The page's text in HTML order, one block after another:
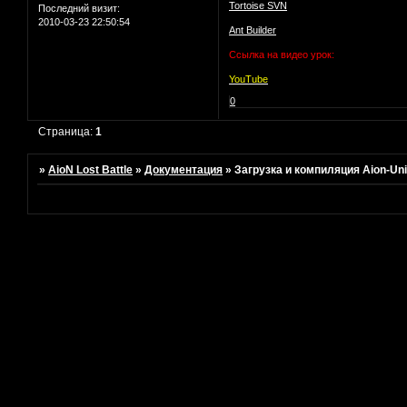
Последний визит:
2010-03-23 22:50:54
Tortoise SVN
Ant Builder
Ссылка на видео урок:
YouTube
0
Страница:1
»AioN Lost Battle »Документация »Загрузка и компиляция Aion-